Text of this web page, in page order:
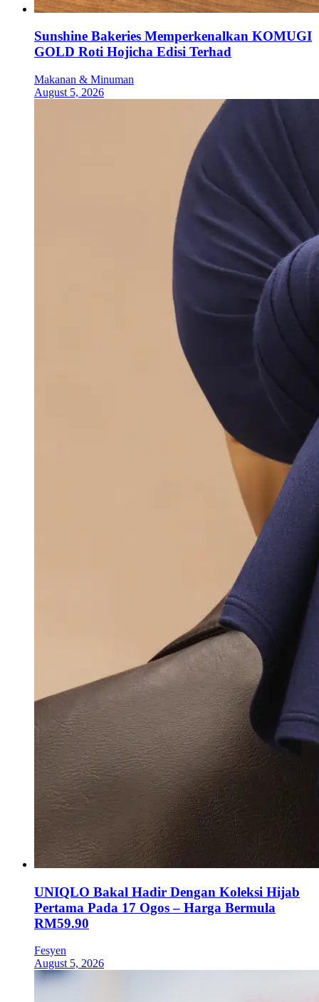
Sunshine Bakeries Memperkenalkan KOMUGI
GOLD Roti Hojicha Edisi Terhad
Makanan & Minuman
August 5, 2026
UNIQLO Bakal Hadir Dengan Koleksi Hijab
Pertama Pada 17 Ogos – Harga Bermula
RM59.90
Fesyen
August 5, 2026